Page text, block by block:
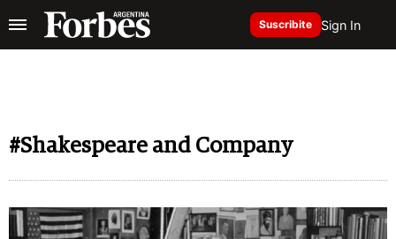
Suscribite Sign In
#Shakespeare and Company